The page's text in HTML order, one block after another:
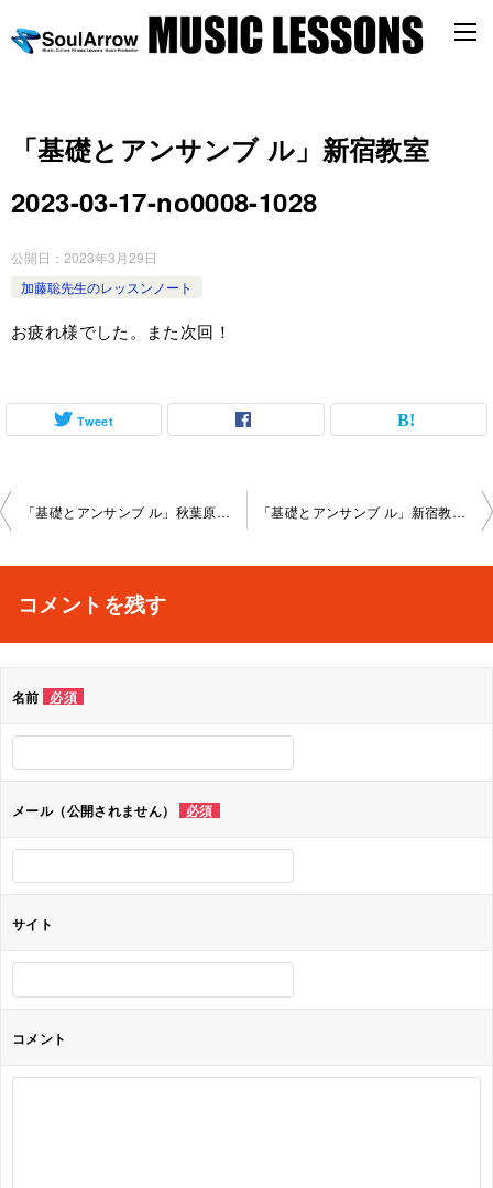
「基礎とアンサンブ ル」新宿教室
2023-03-17-no0008-1028
公開日： 2023年3月29日
加藤聡先生のレッスンノート
お疲れ様でした。また次回！
Tweet
投
ビ
シ
ョ
ン
「基礎とアンサンブ ル」秋葉原教室202 3-03-17-no0008-1023 「基礎とアンサンブ ル」新宿教室2023-03-29-no0008-1028
コメントを残す
名前 必須
メール（公開されません） 必須
サイト
コメント